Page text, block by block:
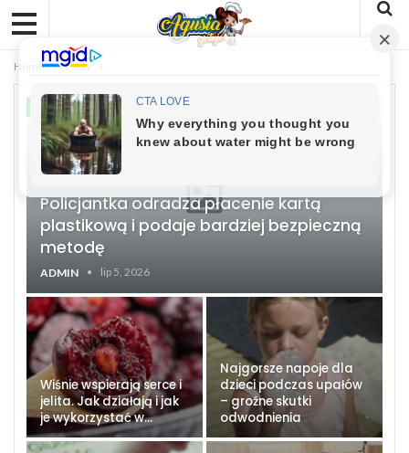
Home Fakty
FAKTY
Policjantka odradza płacenie kartą
plastikową i podaje bardziej bezpieczną
metodę
ADMIN lip 5, 2026
Wiśnie wspierają serce i
jelita. Jak działają i jak
je wykorzystać w…
Najgorsze napoje dla
dzieci podczas upałów
– groźne skutki
odwodnienia